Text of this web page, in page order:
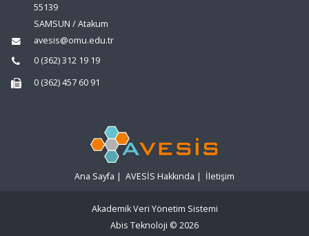
55139
SAMSUN / Atakum
avesis@omu.edu.tr
0 (362) 312 19 19
0 (362) 457 60 91
Ana Sayfa | AVESİS Hakkında | İletişim
Akademik Veri Yönetim Sistemi
Abis Teknoloji © 2026